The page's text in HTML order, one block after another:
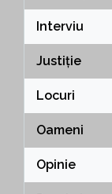
Interviu
Justiție
Locuri
Oameni
Opinie